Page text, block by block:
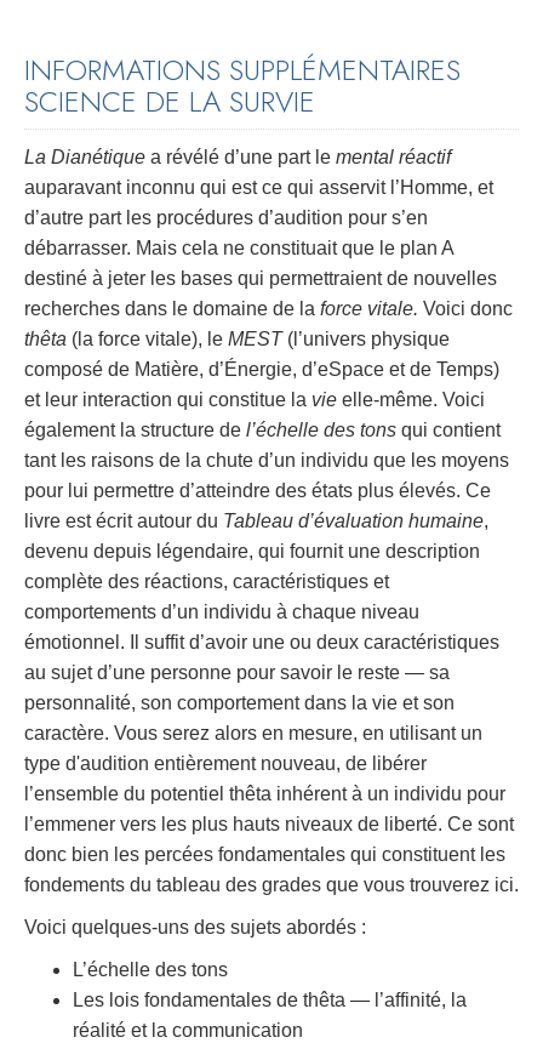
INFORMATIONS SUPPLÉMENTAIRES
SCIENCE DE LA SURVIE
La Dianétique a révélé d’une part le mental réactif
auparavant inconnu qui est ce qui asservit l’Homme, et
d’autre part les procédures d’audition pour s’en
débarrasser. Mais cela ne constituait que le plan A
destiné à jeter les bases qui permettraient de nouvelles
recherches dans le domaine de la force vitale. Voici donc
thêta (la force vitale), le MEST(l’univers physique
composé de Matière, d’Énergie, d’eSpace et de Temps)
et leur interaction qui constitue la vie elle-même. Voici
également la structure de l’échelle des tons qui contient
tant les raisons de la chute d’un individu que les moyens
pour lui permettre d’atteindre des états plus élevés. Ce
livre est écrit autour du Tableau d’évaluation humaine,
devenu depuis légendaire, qui fournit une description
complète des réactions, caractéristiques et
comportements d’un individu à chaque niveau
émotionnel. Il suffit d’avoir une ou deux caractéristiques
au sujet d’une personne pour savoir le reste — sa
personnalité, son comportement dans la vie et son
caractère. Vous serez alors en mesure, en utilisant un
type d'audition entièrement nouveau, de libérer
l’ensemble du potentiel thêta inhérent à un individu pour
l’emmener vers les plus hauts niveaux de liberté. Ce sont
donc bien les percées fondamentales qui constituent les
fondements du tableau des grades que vous trouverez ici.
Voici quelques-uns des sujets abordés :
L’échelle des tons
Les lois fondamentales de thêta — l’affinité, la
réalité et la communication